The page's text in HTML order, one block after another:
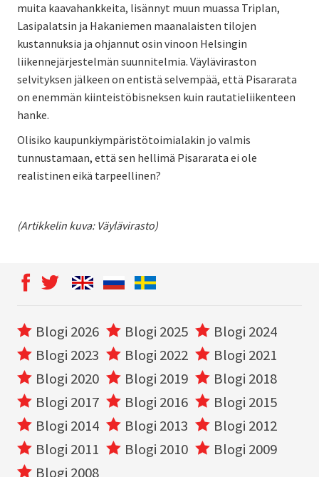
muita kaavahankkeita, lisännyt muun muassa Triplan,
Lasipalatsin ja Hakaniemen maanalaisten tilojen
kustannuksia ja ohjannut osin vinoon Helsingin
liikennejärjestelmän suunnitelmia. Väyläviraston
selvityksen jälkeen on entistä selvempää, että Pisararata
on enemmän kiinteistöbisneksen kuin rautatieliikenteen
hanke.
Olisiko kaupunkiympäristötoimialakin jo valmis
tunnustamaan, että sen hellimä Pisararata ei ole
realistinen eikä tarpeellinen?
(Artikkelin kuva: Väylävirasto)
Blogi 2026 Blogi 2025
Blogi 2024
Blogi 2023
Blogi 2022
Blogi 2021
Blogi 2020
Blogi 2019
Blogi 2018
Blogi 2017
Blogi 2016
Blogi 2015
Blogi 2014
Blogi 2013
Blogi 2012
Blogi 2011
Blogi 2010
Blogi 2009
Blogi 2008